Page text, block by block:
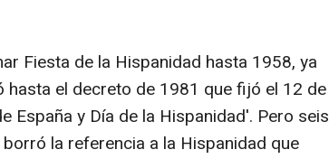
Fiesta de la Hispanidad hasta 1958, ya
hasta el decreto de 1981 que fijó el 12 de
España y Día de la Hispanidad'. Pero seis
la referencia a la Hispanidad que